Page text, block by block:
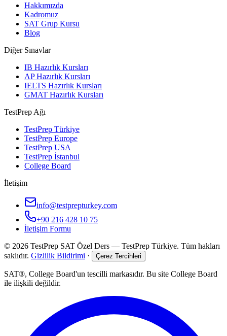
Hakkımızda
Kadromuz
SAT Grup Kursu
Blog
Diğer Sınavlar
IB Hazırlık Kursları
AP Hazırlık Kursları
IELTS Hazırlık Kursları
GMAT Hazırlık Kursları
TestPrep Ağı
TestPrep Türkiye
TestPrep Europe
TestPrep USA
TestPrep İstanbul
College Board
İletişim
info@testprepturkey.com
+90 216 428 10 75
İletişim Formu
© 2026 TestPrep SAT Özel Ders — TestPrep Türkiye. Tüm hakları
saklıdır. Gizlilik Bildirimi · Çerez Tercihleri
SAT®, College Board'un tescilli markasıdır. Bu site College Board
ile ilişkili değildir.